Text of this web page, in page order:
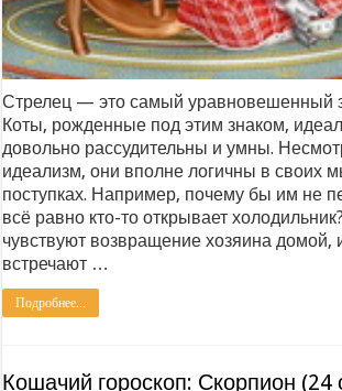
Стрелец — это самый уравновешенный
Коты, рожденные под этим знаком,
довольно рассудительны и умны.
идеализм, они вполне логичны в своих
поступках. Например, почему бы им не
всё равно кто-то открывает
чувствуют возвращение хозяина домой,
встречают …
Подробнее...
Кошачий гороскоп: Скорпион (24